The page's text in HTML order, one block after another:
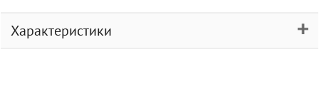
Характеристики